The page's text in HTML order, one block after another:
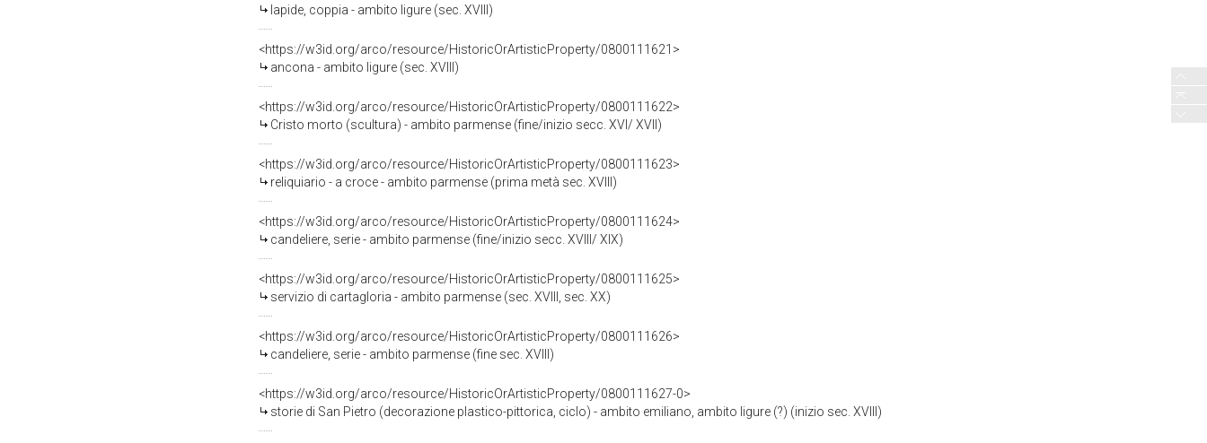
lapide, coppia - ambito ligure (sec. XVIII)
<https://w3id.org/arco/resource/HistoricOrArtisticProperty/0800111621>
ancona - ambito ligure (sec. XVIII)
<https://w3id.org/arco/resource/HistoricOrArtisticProperty/0800111622>
Cristo morto (scultura) - ambito parmense (fine/inizio secc. XVI/ XVII)
<https://w3id.org/arco/resource/HistoricOrArtisticProperty/0800111623>
reliquiario - a croce - ambito parmense (prima metà sec. XVIII)
<https://w3id.org/arco/resource/HistoricOrArtisticProperty/0800111624>
candeliere, serie - ambito parmense (fine/inizio secc. XVIII/ XIX)
<https://w3id.org/arco/resource/HistoricOrArtisticProperty/0800111625>
servizio di cartagloria - ambito parmense (sec. XVIII, sec. XX)
<https://w3id.org/arco/resource/HistoricOrArtisticProperty/0800111626>
candeliere, serie - ambito parmense (fine sec. XVIII)
<https://w3id.org/arco/resource/HistoricOrArtisticProperty/0800111627-0>
storie di San Pietro (decorazione plastico-pittorica, ciclo) - ambito emiliano, ambito ligure (?) (inizio sec. XVIII)